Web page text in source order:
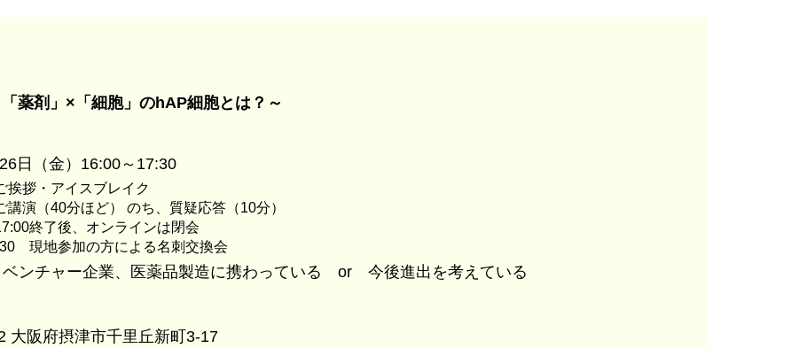
薬剤」×「細胞」のhAP細胞とは？～
日（金）16:00～17:30
拶・アイスブレイク
演（40分ほど） のち、質疑応答（10分）
了後、オンラインは閉会
現地参加の方による名刺交換会
ベンチャー企業、医薬品製造に携わっている or 今後進出を考えている
大阪府摂津市千里丘新町3-17